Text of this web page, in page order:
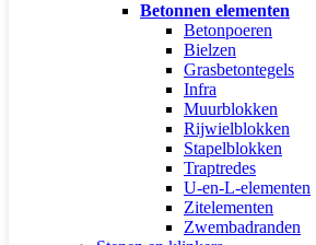
Betonnen elementen
Betonpoeren
Bielzen
Grasbetontegels
Infra
Muurblokken
Rijwielblokken
Stapelblokken
Traptredes
U-en-L-elementen
Zitelementen
Zwembadranden